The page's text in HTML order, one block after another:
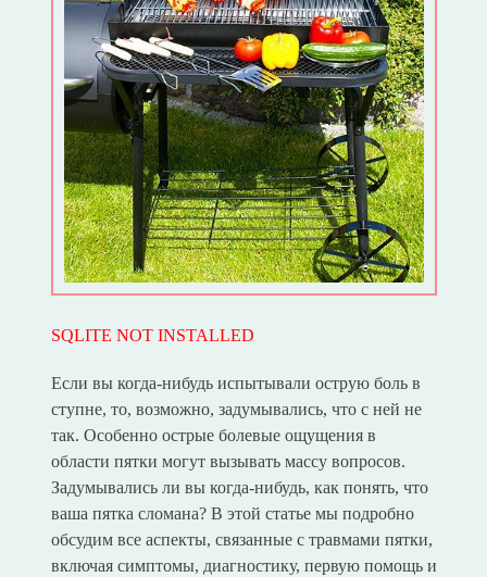
SQLITE NOT INSTALLED
Если вы когда-нибудь испытывали острую боль в
ступне, то, возможно, задумывались, что с ней не
так. Особенно острые болевые ощущения в
области пятки могут вызывать массу вопросов.
Задумывались ли вы когда-нибудь, как понять, что
ваша пятка сломана? В этой статье мы подробно
обсудим все аспекты, связанные с травмами пятки,
включая симптомы, диагностику, первую помощь и